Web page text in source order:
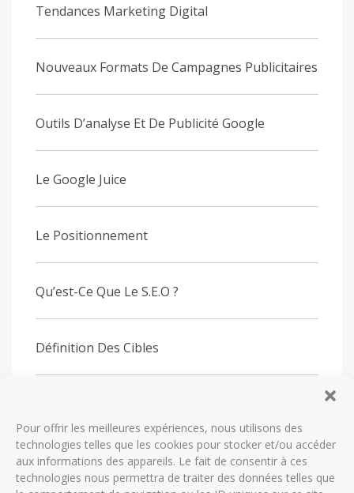
Pour offrir les meilleures expériences, nous utilisons des
technologies telles que les cookies pour stocker et/ou accéder
aux informations des appareils. Le fait de consentir à ces
technologies nous permettra de traiter des données telles que
Tendances Marketing Digital
Nouveaux Formats De Campagnes Publicitaires
Outils D’analyse Et De Publicité Google
Le Google Juice
Le Positionnement
Qu’est-Ce Que Le S.E.O ?
Définition Des Cibles
Le Cahier Des Charges